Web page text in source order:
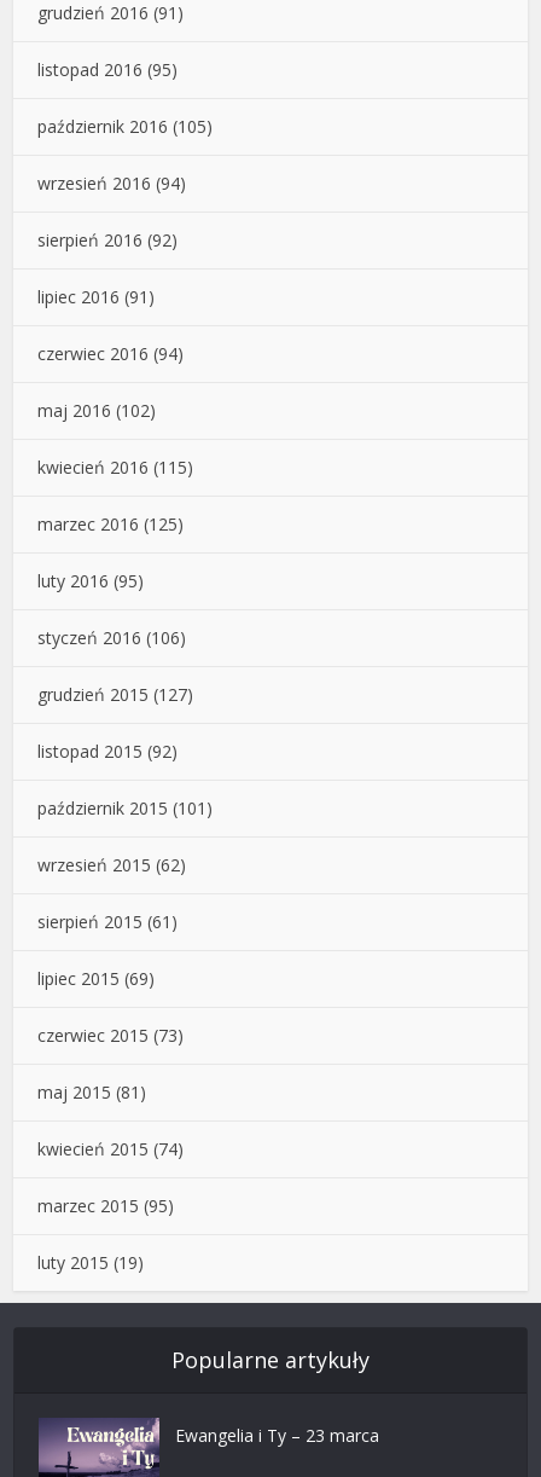
grudzień 2016 (91)
listopad 2016 (95)
październik 2016 (105)
wrzesień 2016 (94)
sierpień 2016 (92)
lipiec 2016 (91)
czerwiec 2016 (94)
maj 2016 (102)
kwiecień 2016 (115)
marzec 2016 (125)
luty 2016 (95)
styczeń 2016 (106)
grudzień 2015 (127)
listopad 2015 (92)
październik 2015 (101)
wrzesień 2015 (62)
sierpień 2015 (61)
lipiec 2015 (69)
czerwiec 2015 (73)
maj 2015 (81)
kwiecień 2015 (74)
marzec 2015 (95)
luty 2015 (19)
Popularne artykuły
Ewangelia i Ty – 23 marca